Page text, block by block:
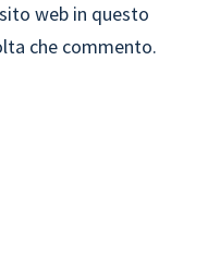
web in questo
che commento.